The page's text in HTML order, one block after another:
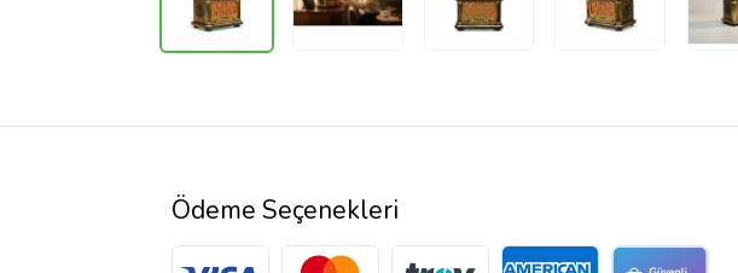
Ödeme Seçenekleri